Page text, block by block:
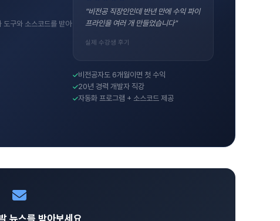
구와 소스코드를 받아
"비전공 직장인인데 반년 만에 수익 파이
프라인을 여러 개 만들었습니다"
실제 수강생 후기
비전공자도 6개월이면 첫 수익
20년 경력 개발자 직강
자동화 프로그램 + 소스코드 제공
뉴스를 받아보세요